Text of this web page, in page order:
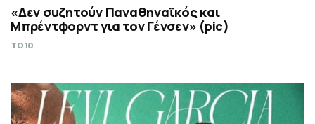
«Δεν συζητούν Παναθηναϊκός και
Μπρέντφορντ για τον Γένσεν» (pic)
TO10